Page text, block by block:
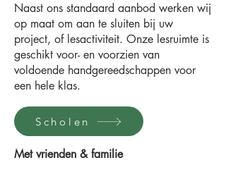
Naast ons standaard aanbod werken wij
op maat om aan te sluiten bij uw
project, of lesactiviteit. Onze lesruimte is
geschikt voor- en voorzien van
voldoende handgereedschappen voor
een hele klas.
Scholen
Met vrienden & familie